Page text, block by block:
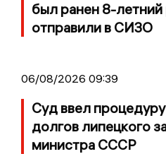
был ранен 8-
отправили в СИЗО
06/08/2026 09:39
Суд ввел
долгов липецкого
министра СССР